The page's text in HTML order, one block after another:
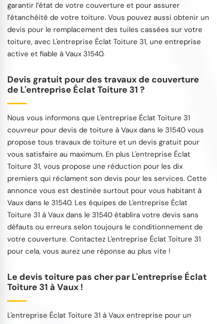
garantir l’état de votre couverture et pour assurer
l’étanchéité de votre toiture. Vous pouvez aussi obtenir un
devis pour le remplacement des tuiles cassées sur votre
toiture, avec L'entreprise Éclat Toiture 31, une entreprise
active et fiable à Vaux 31540.
Devis gratuit pour des travaux de couverture
de L'entreprise Éclat Toiture 31 ?
Nous vous informons que L'entreprise Éclat Toiture 31
couvreur pour devis de toiture à Vaux dans le 31540 vous
propose tous travaux de toiture et un devis gratuit pour
vous satisfaire au maximum. En plus L'entreprise Éclat
Toiture 31, vous propose une réduction pour les dix
premiers qui réclament son devis pour les services. Cette
annonce vous est destinée surtout pour vous habitant à
Vaux dans le 31540. Les équipes de L'entreprise Éclat
Toiture 31 à Vaux dans le 31540 établira votre devis sans
défauts ou erreurs selon toujours le conditionnement de
votre couverture. Contactez L'entreprise Éclat Toiture 31
pour cela, vous aurez une réponse au plus vite !
Le devis toiture pas cher par L'entreprise Éclat
Toiture 31 à Vaux !
L'entreprise Éclat Toiture 31 à Vaux entreprise pour un